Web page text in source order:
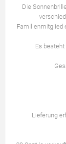
Die
Familienmitglied
Es
Lieferung